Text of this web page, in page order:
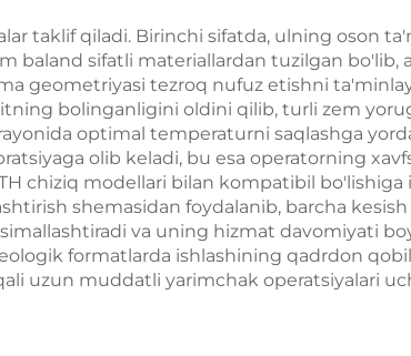
taklif qiladi. Birinchi sifatda, ulning oson
baland sifatli materiallardan tuzilgan bo'lib,
geometriyasi tezroq nufuz etishni
bolinganligini oldini qilib, turli zem
optimal temperaturni saqlashga
olib keladi, bu esa operatorning
chiziq modellari bilan kompatibil bo'lishiga
shemasidan foydalanib, barcha
va uning hizmat davomiyati
formatlarda ishlashining qadrdon
uzun muddatli yarimchak operatsiyalari